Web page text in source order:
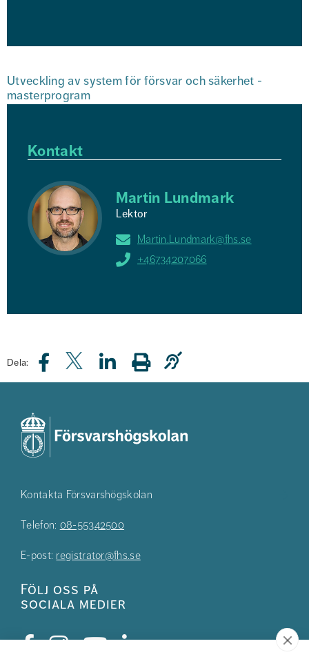
Utveckling av system för försvar och säkerhet -
masterprogram
Kontakt
Martin Lundmark
Lektor
Martin.Lundmark@fhs.se
+46734207066
Dela:
Kontakta Försvarshögskolan
Telefon: 08-55342500
E-post: registrator@fhs.se
Följ oss på
sociala medier